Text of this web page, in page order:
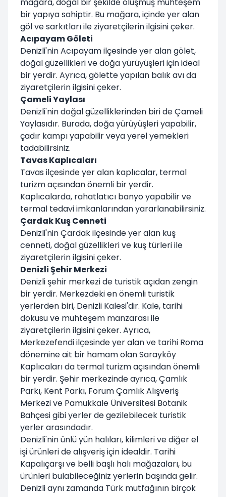
bir yapıya sahiptir. Bu mağara, içinde yer alan
göl ve sarkıtları ile ziyaretçilerin ilgisini çeker.
Acıpayam Göleti
Denizli'nin Acıpayam ilçesinde yer alan gölet,
doğal güzellikleri ve doğa yürüyüşleri için ideal
bir yerdir. Ayrıca, gölette yapılan balık avı da
ziyaretçilerin ilgisini çeker.
Çameli Yaylası
Denizli'nin doğal güzelliklerinden biri de Çameli
Yaylasıdır. Burada, doğa yürüyüşleri yapabilir,
çadır kampı yapabilir veya yerel yemekleri
tadabilirsiniz.
Tavas Kaplıcaları
Tavas ilçesinde yer alan kaplıcalar, termal
turizm açısından önemli bir yerdir.
Kaplıcalarda, rahatlatıcı banyo yapabilir ve
termal tedavi imkanlarından yararlanabilirsiniz.
Çardak Kuş Cenneti
Denizli'nin Çardak ilçesinde yer alan kuş
cenneti, doğal güzellikleri ve kuş türleri ile
ziyaretçilerin ilgisini çeker.
Denizli Şehir Merkezi
Denizli şehir merkezi de turistik açıdan zengin
bir yerdir. Merkezdeki en önemli turistik
yerlerden biri, Denizli Kalesi'dir. Kale, tarihi
dokusu ve muhteşem manzarası ile
ziyaretçilerin ilgisini çeker. Ayrıca,
Merkezefendi ilçesinde yer alan ve tarihi Roma
dönemine ait bir hamam olan Sarayköy
Kaplıcaları da termal turizm açısından önemli
bir yerdir. Şehir merkezinde ayrıca, Çamlık
Parkı, Kent Parkı, Forum Çamlık Alışveriş
Merkezi ve Pamukkale Üniversitesi Botanik
Bahçesi gibi yerler de gezilebilecek turistik
yerler arasındadır.
Denizli'nin ünlü yün halıları, kilimleri ve diğer el
işi ürünleri de alışveriş için idealdir. Tarihi
Kapalıçarşı ve belli başlı halı mağazaları, bu
ürünleri bulabileceğiniz yerlerin başında gelir.
Denizli aynı zamanda Türk mutfağının birçok